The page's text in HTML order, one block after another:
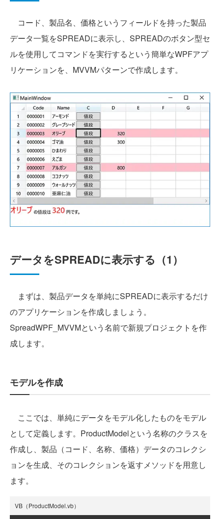
コード、製品名、価格というフィールドを持った製品
データ一覧をSPREADに表示し、SPREADのボタン型セ
ルを使用してコマンドを実行するという簡単なWPFアプ
リケーションを、MVVMパターンで作成します。
データをSPREADに表示する（1）
まずは、製品データを単純にSPREADに表示するだけ
のアプリケーションを作成しましょう。
SpreadWPF_MVVMという名前で新規プロジェクトを作
成します。
モデルを作成
ここでは、単純にデータをモデル化したものをモデル
として定義します。ProductModelという名称のクラスを
作成し、製品（コード、名称、価格）データのコレクシ
ョンを生成、そのコレクションを返すメソッドを用意し
ます。
VB（ProductModel.vb）